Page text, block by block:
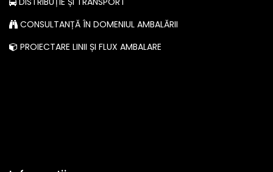
CONSULTANȚĂ ÎN DOMENIUL AMBALĂRII
PROIECTARE LINII ȘI FLUX AMBALARE